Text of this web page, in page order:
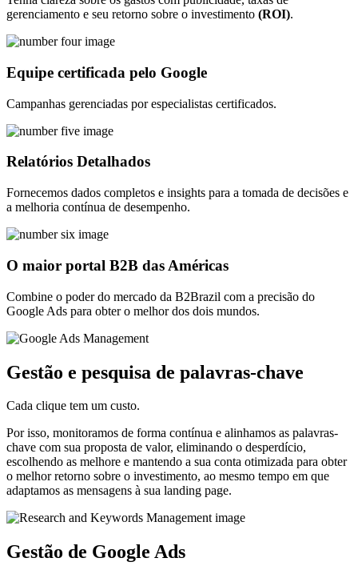
gerenciamento e seu retorno sobre o investimento (ROI).
Equipe certificada pelo Google
Campanhas gerenciadas por especialistas certificados.
Relatórios Detalhados
Fornecemos dados completos e insights para a tomada de decisões e
a melhoria contínua de desempenho.
O maior portal B2B das Américas
Combine o poder do mercado da B2Brazil com a precisão do
Google Ads para obter o melhor dos dois mundos.
Gestão e pesquisa de palavras-chave
Cada clique tem um custo.
Por isso, monitoramos de forma contínua e alinhamos as palavras-
chave com sua proposta de valor, eliminando o desperdício,
escolhendo as melhore e mantendo a sua conta otimizada para obter
o melhor retorno sobre o investimento, ao mesmo tempo em que
adaptamos as mensagens à sua landing page.
Gestão de Google Ads